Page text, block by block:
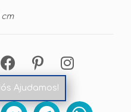
cm
Ajudamos!